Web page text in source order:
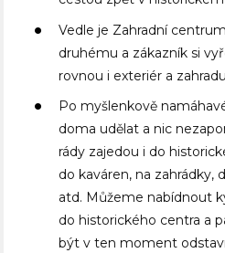
Vedle je Zahradní
druhému a zákazník si
rovnou i exteriér a
Po myšlenkově
doma udělat a nic
rády zajedou i do
do kaváren, na zahrádky,
atd. Můžeme nabídnout
do historického centra a
být v ten moment